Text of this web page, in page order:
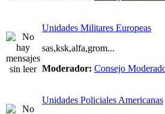
Unidades Militares Europeas
sas,ksk,alfa,grom...
Moderador: Consejo
Unidades Policiales Americanas